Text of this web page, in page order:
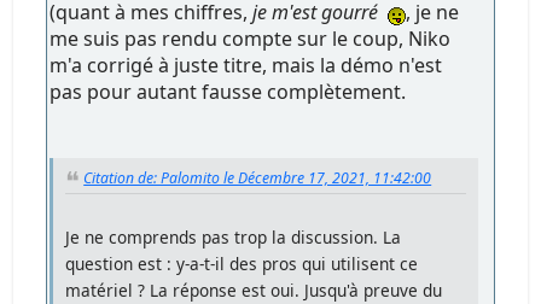
(quant à mes chiffres,je m'est gourré
, je ne
me suis pas rendu compte sur le coup, Niko
m'a corrigé à juste titre, mais la démo n'est
pas pour autant fausse complètement.
Citation de: Palomito le Décembre 17, 2021, 11:42:00
Je ne comprends pas trop la discussion. La
question est : y-a-t-il des pros qui utilisent ce
matériel ? La réponse est oui. Jusqu'à preuve du